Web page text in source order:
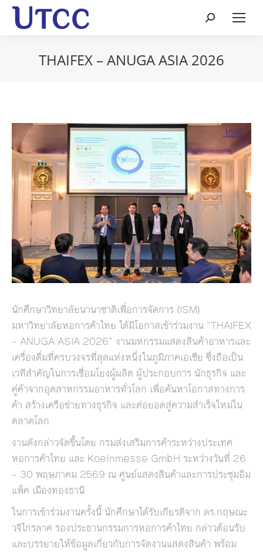
Search:
THAIFEX – ANUGA ASIA 2026
นักศึกษาวิทยาลัยนานาชาติเพื่อการจัดการ (ISM)
มหาวิทยาลัยหอการค้าไทย ได้มีโอกาสเข้าร่วมงาน “THAIFEX
– ANUGA ASIA 2026” งานมหกรรมแสดงสินค้าอาหารและ
เครื่องดื่มที่ครบวงจรที่สุดแห่งหนึ่งในภูมิภาคเอเชีย ซึ่งถือเป็น
เวทีสำคัญในการเชื่อมโยงผู้ผลิต ผู้ประกอบการ นักธุรกิจ และ
คู่ค้าจากอุตสาหกรรมอาหารทั่วโลก เพื่อค้นหาโอกาสทางการ
ค้า สร้างเครือข่ายทางธุรกิจ และต่อยอดสู่ความสำเร็จใหม่ใน
ตลาดโลก
งานดังกล่าวจัดขึ้นโดย กรมส่งเสริมการค้าระหว่างประเทศ
หอการค้าไทย และ Koelnmesse GmbH ระหว่างวันที่ 26
– 30 พฤษภาคม 2569 ณ ศูนย์แสดงสินค้าและการประชุมอิม
แพ็ค เมืองทองธานี
ในการเข้าร่วมงานครั้งนี้ นักศึกษาได้รับเกียรติจาก ดร.กฤษณะ
วจีไกรลาศ รองประธานกรรมการหอการค้าไทย กล่าวต้อนรับ
และบรรยายให้ข้อมูลเกี่ยวกับการจัดงานแสดงสินค้า พร้อม